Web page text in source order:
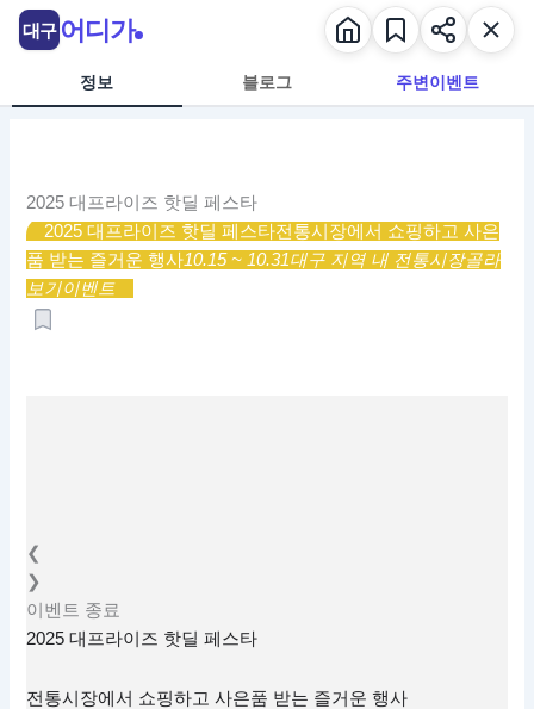
정보 블로그 주변이벤트
2025 대프라이즈 핫딜 페스타
2025 대프라이즈 핫딜 페스타전통시장에서 쇼핑하고 사은
품 받는 즐거운 행사10.15 ~ 10.31대구 지역 내 전통시장골라
보기이벤트
❮
❯
이벤트 종료
2025 대프라이즈 핫딜 페스타
전통시장에서 쇼핑하고 사은품 받는 즐거운 행사
대구 어디가